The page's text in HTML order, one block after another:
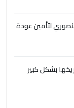
سل
كلام
للإنسان
لتأمين عودة
بشكل كبير